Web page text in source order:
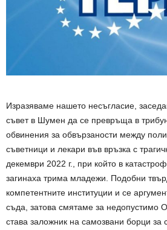
Изразяваме нашето несъгласие,
съвет в Шумен да се превръща в
обвинения за обвързаности между
съветници и лекари във връзка с
декември 2022 г., при който в
загинаха трима младежи. Подобни
компетентните институции и се
съда, затова смятаме за недопустимо
става заложник на самозвани борци за